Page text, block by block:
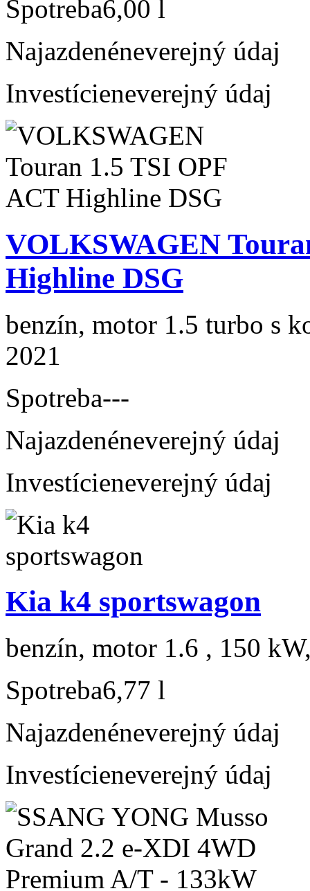
Spotreba6,00 l
Najazdenéneverejný údaj
Investícieneverejný údaj
VOLKSWAGEN
Highline DSG
benzín, motor 1.5 turbo s
2021
Spotreba---
Najazdenéneverejný údaj
Investícieneverejný údaj
Kia k4 sportswagon
benzín, motor 1.6 , 150
Spotreba6,77 l
Najazdenéneverejný údaj
Investícieneverejný údaj